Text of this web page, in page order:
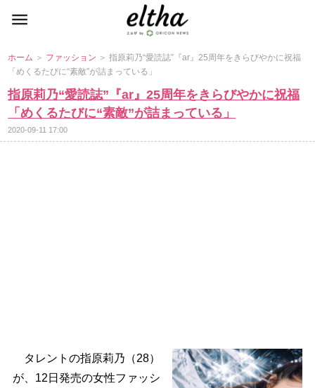
ホーム ＞ ファッション ＞ 指原莉乃“愛読誌”『ar』25周年をきらびやかに祝福
「めくるたびに“素敵”が詰まっている」
指原莉乃“愛読誌”『ar』25周年をきらびやかに祝福
「めくるたびに“素敵”が詰まっている」
2020-09-11 17:00
タレントの指原莉乃（28）
が、12日発売の女性ファッシ